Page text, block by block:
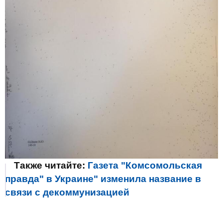
Также читайте: Газета "Комсомольская
правда" в Украине" изменила название в
связи с декоммунизацией